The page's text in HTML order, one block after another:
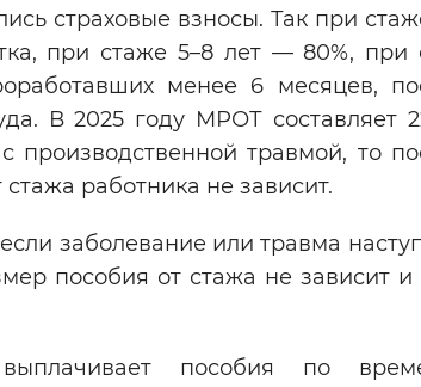
страховые взносы. Так при
при стаже 5–8 лет — 80%, при
менее 6 месяцев,
В 2025 году МРОТ составляет
производственной травмой, то
работника не зависит.
заболевание или травма
пособия от стажа не зависит и
пособия по